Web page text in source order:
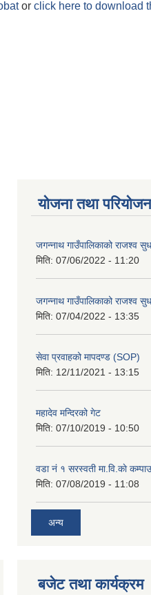
or click here to download
योजना तथा
जगन्नाथ गाउँपालिकाको राजश्व
मिति: 07/06/2022 - 11:20
जगन्नाथ गाउँपालिकाको राजश्व
मिति: 07/04/2022 - 13:35
सेवा प्रवाहको मापदण्ड (SOP)
मिति: 12/11/2021 - 13:15
महादेव मन्दिरको गेट
मिति: 07/10/2019 - 10:50
वडा नं १ सरस्वती मा.वि.काे
मिति: 07/08/2019 - 11:08
अन्य
बजेट तथा कार्यक्रम